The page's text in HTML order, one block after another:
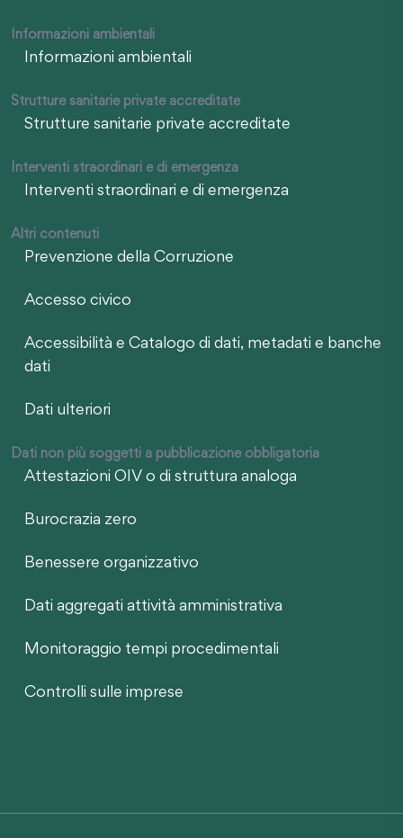
Informazioni ambientali
Informazioni ambientali
Strutture sanitarie private accreditate
Strutture sanitarie private accreditate
Interventi straordinari e di emergenza
Interventi straordinari e di emergenza
Altri contenuti
Prevenzione della Corruzione
Accesso civico
Accessibilità e Catalogo di dati, metadati e banche
dati
Dati ulteriori
Dati non più soggetti a pubblicazione obbligatoria
Attestazioni OIV o di struttura analoga
Burocrazia zero
Benessere organizzativo
Dati aggregati attività amministrativa
Monitoraggio tempi procedimentali
Controlli sulle imprese